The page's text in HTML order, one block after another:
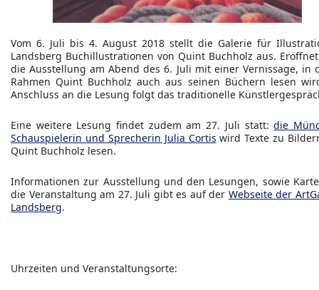
Vom 6. Juli bis 4. August 2018 stellt die Galerie für
Landsberg Buchillustrationen von Quint Buchholz aus.
die Ausstellung am Abend des 6. Juli mit einer Vernissage, in
Rahmen Quint Buchholz auch aus seinen Büchern lesen
Anschluss an die Lesung folgt das traditionelle
Eine weitere Lesung findet zudem am 27. Juli statt:die
Schauspielerin und Sprecherin Julia Cortis wird Texte zu
Quint Buchholz lesen.
Informationen zur Ausstellung und den Lesungen, sowie
die Veranstaltung am 27. Juli gibt es auf der Webseite der
Landsberg.
Uhrzeiten und Veranstaltungsorte: